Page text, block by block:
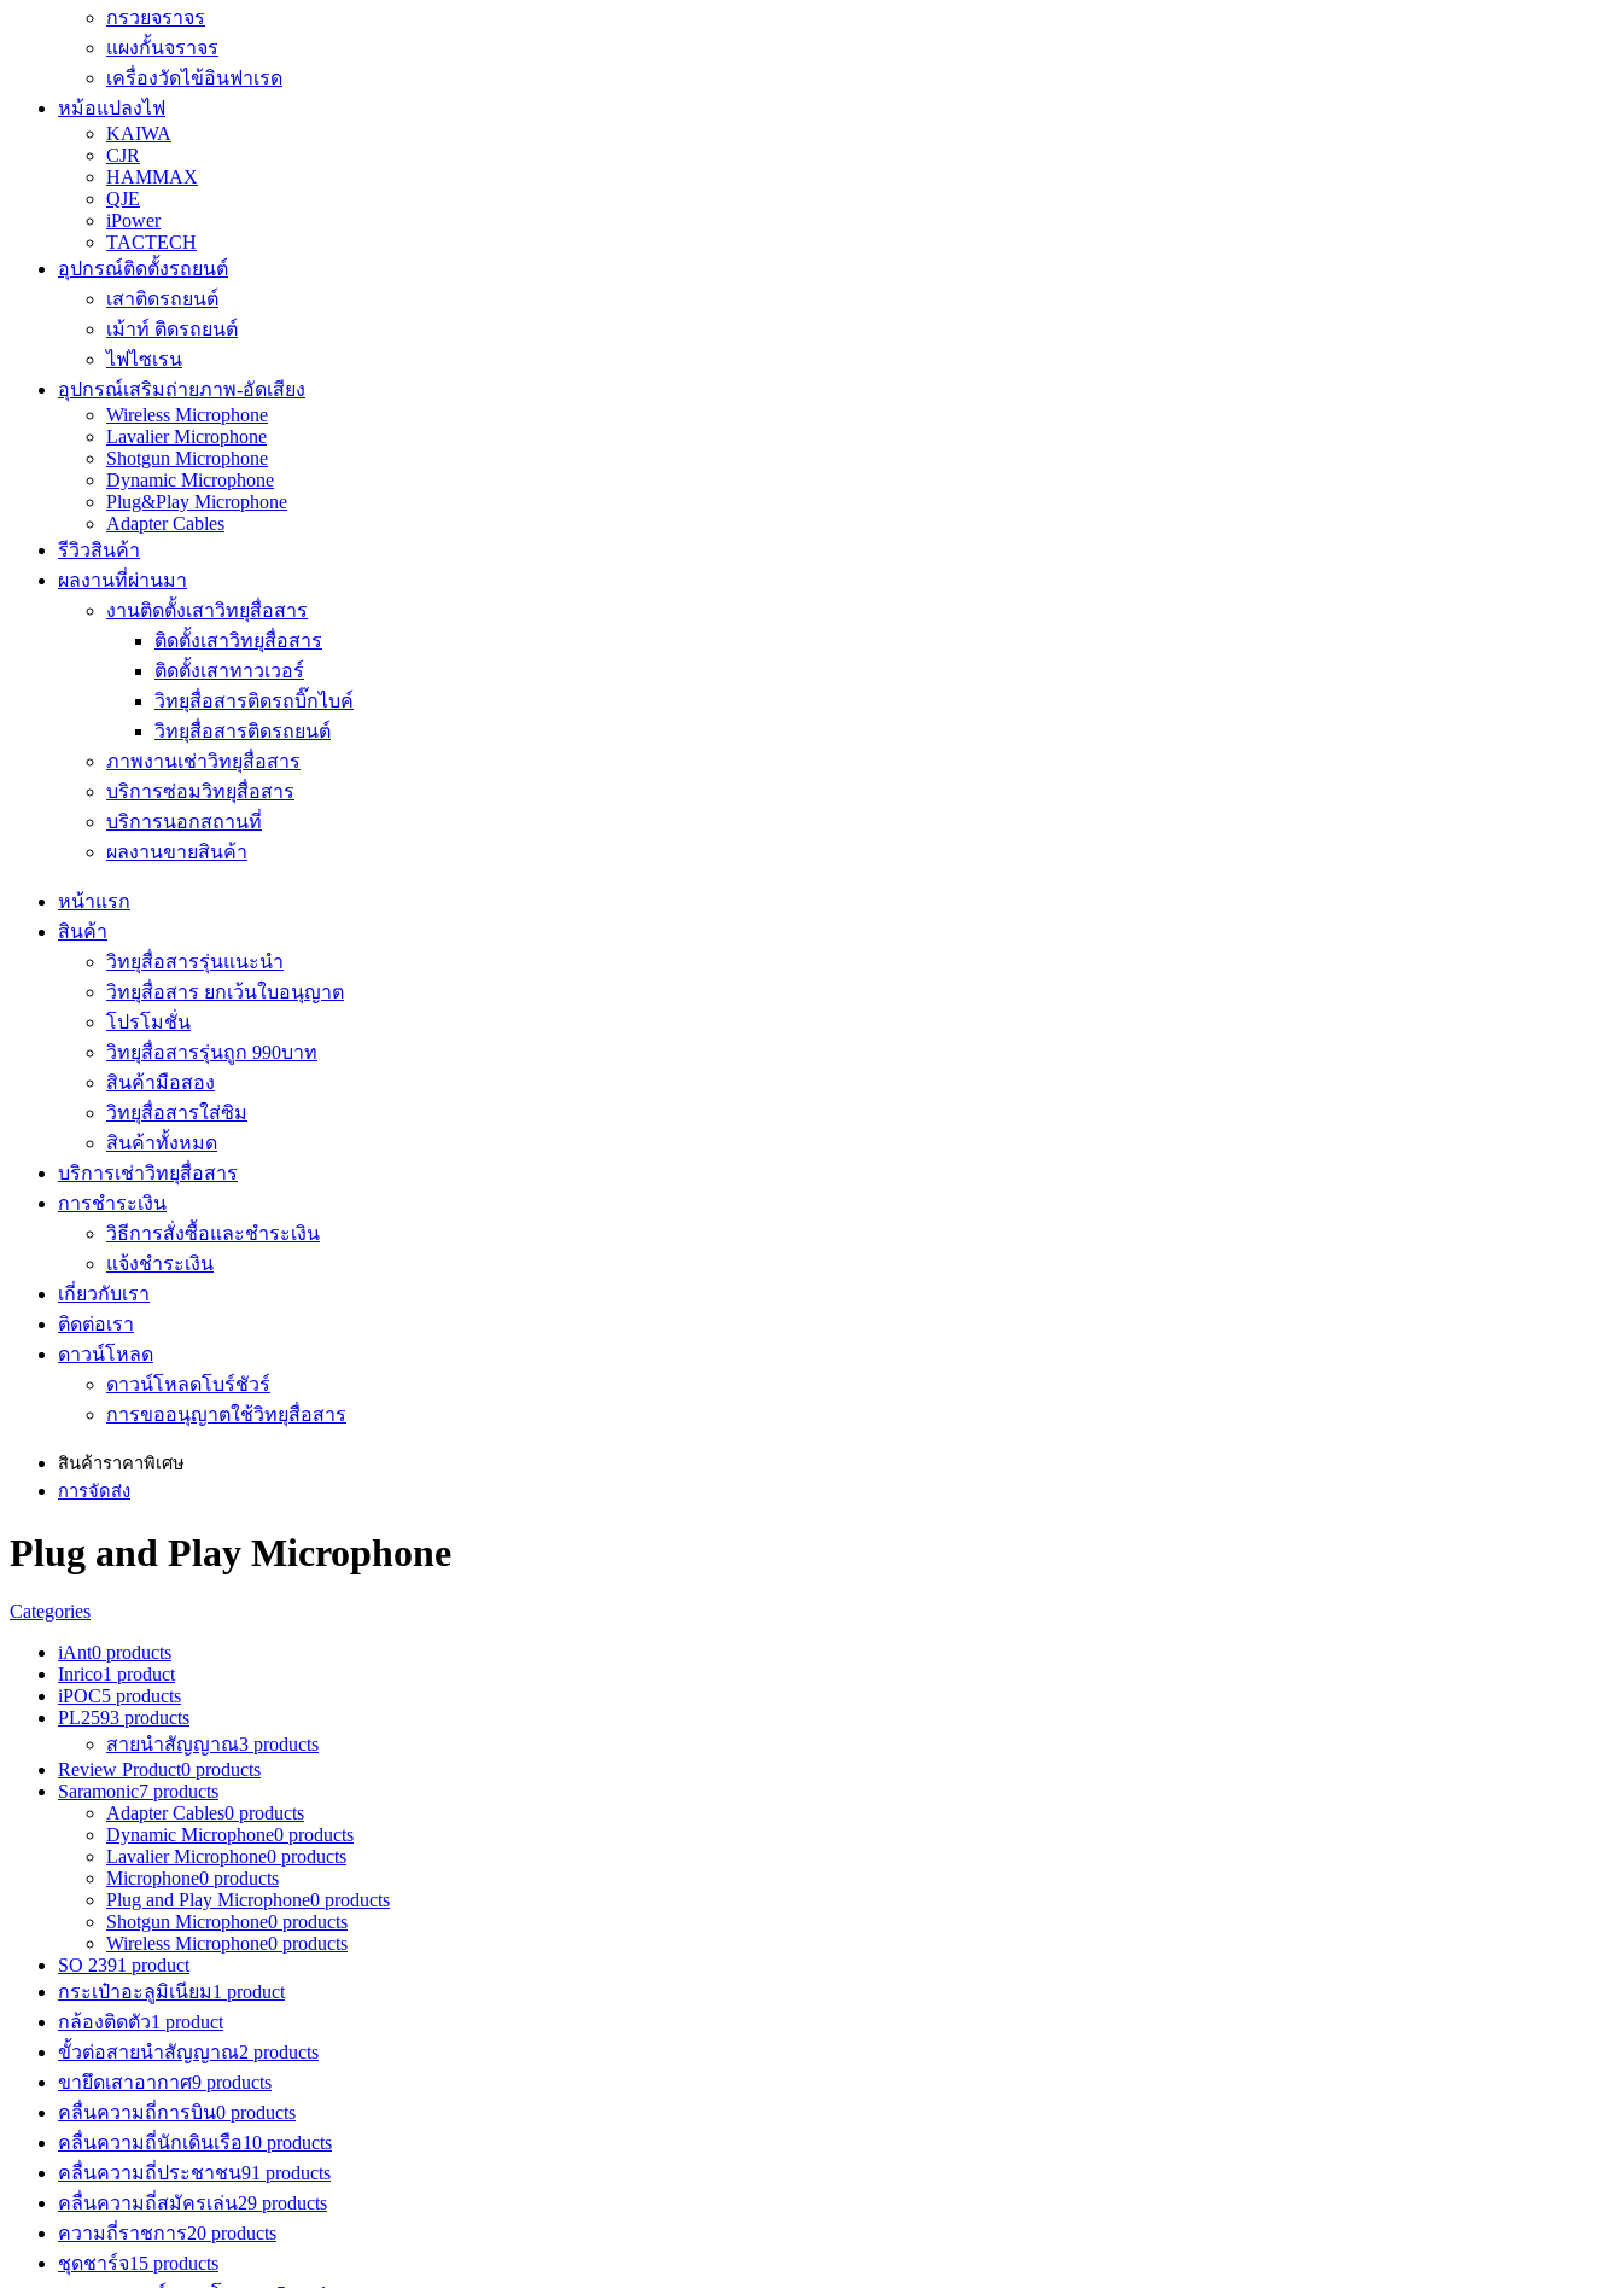
กรวยจราจร
แผงกั้นจราจร
เครื่องวัดไข้อินฟาเรด
หม้อแปลงไฟ
KAIWA
CJR
HAMMAX
QJE
iPower
TACTECH
อุปกรณ์ติดตั้งรถยนต์
เสาติดรถยนต์
เม้าท์ ติดรถยนต์
ไฟไซเรน
อุปกรณ์เสริมถ่ายภาพ-อัดเสียง
Wireless Microphone
Lavalier Microphone
Shotgun Microphone
Dynamic Microphone
Plug&Play Microphone
Adapter Cables
รีวิวสินค้า
ผลงานที่ผ่านมา
งานติดตั้งเสาวิทยุสื่อสาร
ติดตั้งเสาวิทยุสื่อสาร
ติดตั้งเสาทาวเวอร์
วิทยุสื่อสารติดรถบิ๊กไบค์
วิทยุสื่อสารติดรถยนต์
ภาพงานเช่าวิทยุสื่อสาร
บริการซ่อมวิทยุสื่อสาร
บริการนอกสถานที่
ผลงานขายสินค้า
หน้าแรก
สินค้า
วิทยุสื่อสารรุ่นแนะนำ
วิทยุสื่อสาร ยกเว้นใบอนุญาต
โปรโมชั่น
วิทยุสื่อสารรุ่นถูก 990บาท
สินค้ามือสอง
วิทยุสื่อสารใส่ซิม
สินค้าทั้งหมด
บริการเช่าวิทยุสื่อสาร
การชำระเงิน
วิธีการสั่งซื้อและชำระเงิน
แจ้งชำระเงิน
เกี่ยวกับเรา
ติดต่อเรา
ดาวน์โหลด
ดาวน์โหลดโบร์ชัวร์
การขออนุญาตใช้วิทยุสื่อสาร
สินค้าราคาพิเศษ
การจัดส่ง
Plug and Play Microphone
Categories
iAnt0 products
Inrico1 product
iPOC5 products
PL2593 products
สายนำสัญญาณ3 products
Review Product0 products
Saramonic7 products
Adapter Cables0 products
Dynamic Microphone0 products
Lavalier Microphone0 products
Microphone0 products
Plug and Play Microphone0 products
Shotgun Microphone0 products
Wireless Microphone0 products
SO 2391 product
กระเป๋าอะลูมิเนียม1 product
กล้องติดตัว1 product
ขั้วต่อสายนำสัญญาณ2 products
ขายึดเสาอากาศ9 products
คลื่นความถี่การบิน0 products
คลื่นความถี่นักเดินเรือ10 products
คลื่นความถี่ประชาชน91 products
คลื่นความถี่สมัครเล่น29 products
ความถี่ราชการ20 products
ชุดชาร์จ15 products